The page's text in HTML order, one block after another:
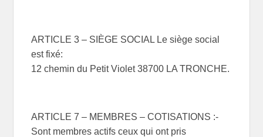
ARTICLE 3 – SIÈGE SOCIAL Le siège social
est fixé:
12 chemin du Petit Violet 38700 LA TRONCHE.
ARTICLE 7 – MEMBRES – COTISATIONS :-
Sont membres actifs ceux qui ont pris